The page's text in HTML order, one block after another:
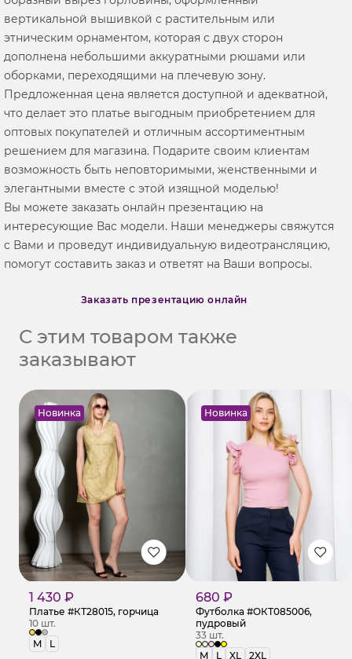
вертикальной вышивкой с растительным или
этническим орнаментом, которая с двух сторон
дополнена небольшими аккуратными рюшами или
оборками, переходящими на плечевую зону.
Предложенная цена является доступной и адекватной,
что делает это платье выгодным приобретением для
оптовых покупателей и отличным ассортиментным
решением для магазина. Подарите своим клиентам
возможность быть неповторимыми, женственными и
элегантными вместе с этой изящной моделью!
Вы можете заказать онлайн презентацию на
интересующие Вас модели. Наши менеджеры свяжутся
с Вами и проведут индивидуальную видеотрансляцию,
помогут составить заказ и ответят на Ваши вопросы.
Заказать презентацию онлайн
С этим товаром также
заказывают
Новинка
1 430 ₽
Платье #КТ28015, горчица
10 шт.
M
L
Новинка
680 ₽
Футболка #ОКТ085006,
пудровый
33 шт.
M
L XL 2XL